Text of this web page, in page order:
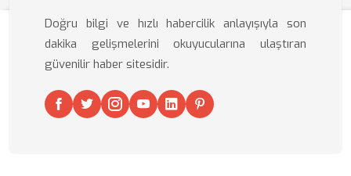
Doğru bilgi ve hızlı habercilik anlayışıyla son
dakika gelişmelerini okuyucularına ulaştıran
güvenilir haber sitesidir.